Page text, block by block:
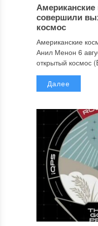
совершили
космос
Американские
Анил Менон 6
открытый космос
Далее